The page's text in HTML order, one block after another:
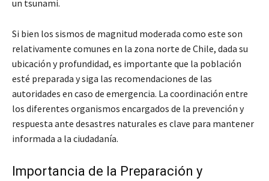
un tsunami.
Si bien los sismos de magnitud moderada como este son
relativamente comunes en la zona norte de Chile, dada su
ubicación y profundidad, es importante que la población
esté preparada y siga las recomendaciones de las
autoridades en caso de emergencia. La coordinación entre
los diferentes organismos encargados de la prevención y
respuesta ante desastres naturales es clave para mantener
informada a la ciudadanía.
Importancia de la Preparación y